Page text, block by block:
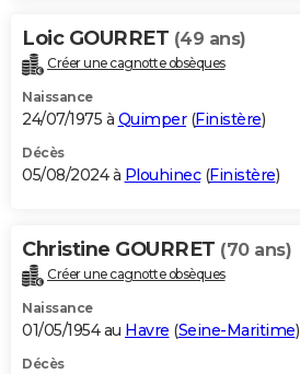
Loic GOURRET (49 ans)
Créer une cagnotte obsèques
Naissance
24/07/1975 à Quimper(Finistère)
Décès
05/08/2024 à Plouhinec(Finistère)
Christine GOURRET (70 ans)
Créer une cagnotte obsèques
Naissance
01/05/1954 au Havre (Seine-Maritime)
Décès